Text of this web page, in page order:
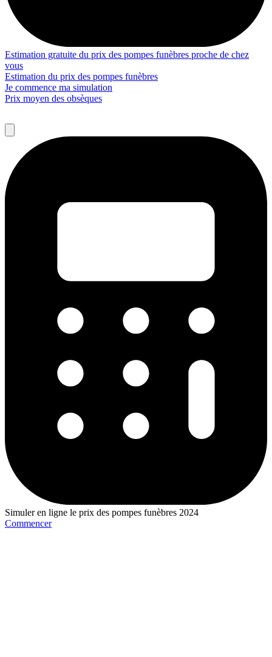
Estimation gratuite du prix des pompes funèbres proche de chez
vous
Estimation du prix des pompes funèbres
Je commence ma simulation
Prix moyen des obsèques
Simuler en ligne le prix des pompes funèbres 2024
Commencer